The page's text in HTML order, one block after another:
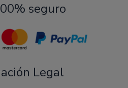
seguro
Legal